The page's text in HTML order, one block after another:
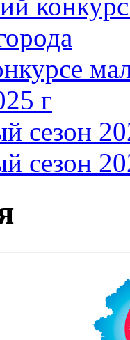
г
сезон
сезон